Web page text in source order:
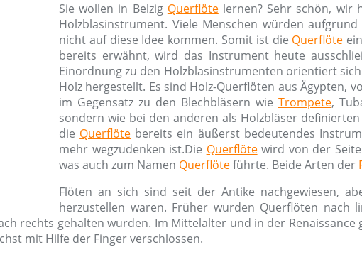
Sie wollen in Belzig Querflötelernen? Sehr schön, wir
Holzblasinstrument. Viele Menschen würden
nicht auf diese Idee kommen. Somit ist die Querflöte
bereits erwähnt, wird das Instrument heute
Einordnung zu den Holzblasinstrumenten orientiert
Holz hergestellt. Es sind Holz-Querflöten aus Ägypten,
im Gegensatz zu den Blechbläsern wie Trompete,
sondern wie bei den anderen als Holzbläser
die Querflöte bereits ein äußerst bedeutendes
mehr wegzudenken ist.Die Querflötewird von der Seite
was auch zum Namen Querflöteführte. Beide Arten der
Flöten an sich sind seit der Antike nachgewiesen,
herzustellen waren. Früher wurden Querflöten nach
rechts gehalten wurden. Im Mittelalter und in der
mit Hilfe der Finger verschlossen.